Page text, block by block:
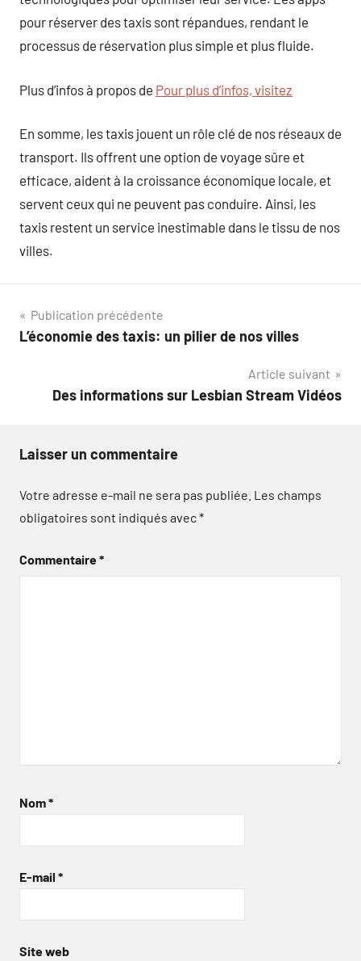
pour réserver des taxis sont répandues, rendant le
processus de réservation plus simple et plus fluide.
Plus d’infos à propos de Pour plus d’infos, visitez
En somme, les taxis jouent un rôle clé de nos réseaux de
transport. Ils offrent une option de voyage sûre et
efficace, aident à la croissance économique locale, et
servent ceux qui ne peuvent pas conduire. Ainsi, les
taxis restent un service inestimable dans le tissu de nos
villes.
Navigation
de
Publication précédente
L’économie des taxis: un pilier de nos villes
Article suivant
Des informations sur Lesbian Stream Vidéos
Laisser un commentaire
Votre adresse e-mail ne sera pas publiée. Les champs
obligatoires sont indiqués avec*
Commentaire*
Nom*
E-mail *
Site web